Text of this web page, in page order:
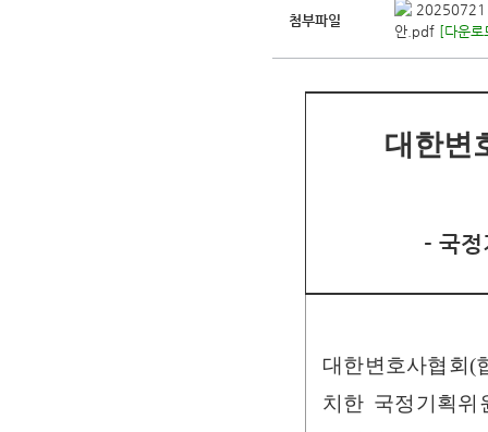
첨부파일
20250721
안.pdf [다운
대한변
​- 국
대한변호사협회(
치한 국정기획